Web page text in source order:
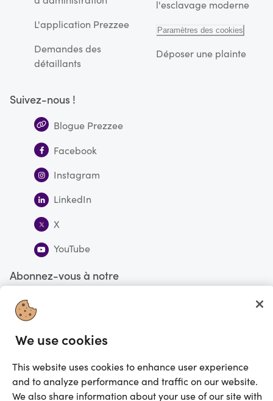
L'application Prezzee
Demandes des
détaillants
l'esclavage moderne
Paramètres des cookies
Déposer une plainte
Suivez-nous !
Blogue Prezzee
Facebook
Instagram
LinkedIn
X
YouTube
Abonnez-vous à notre
Vous faites actuellement vos magasinages au Canada
©2025 Prezzee Pty Limited ACN 602 963 422 et/ou ses affiliés. Tous droits
We use cookies
This website uses cookies to enhance user experience
and to analyze performance and traffic on our website.
We also share information about your use of our site with